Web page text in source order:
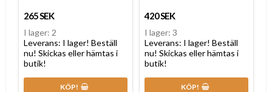
265 SEK
I lager: 2
Leverans: I lager! Beställ
nu! Skickas eller hämtas i
butik!
KÖP!
420 SEK
I lager: 3
Leverans: I lager! Beställ
nu! Skickas eller hämtas i
butik!
KÖP!